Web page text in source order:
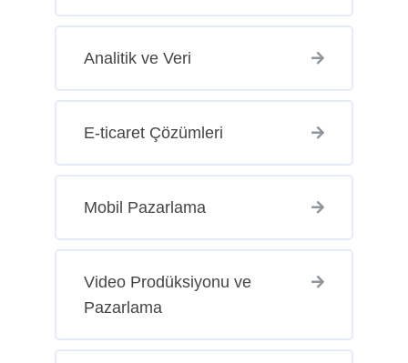
Analitik ve Veri
E-ticaret Çözümleri
Mobil Pazarlama
Video Prodüksiyonu ve
Pazarlama